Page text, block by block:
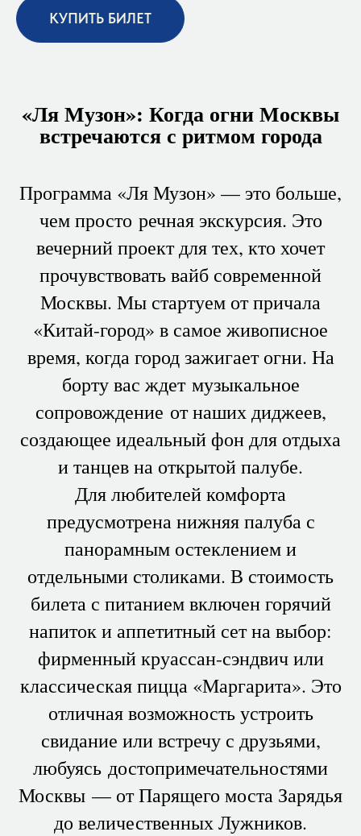
КУПИТЬ БИЛЕТ
«Ля Музон»: Когда огни Москвы
встречаются с ритмом города
Программа «Ля Музон» — это больше,
чем просто речная экскурсия. Это
вечерний проект для тех, кто хочет
прочувствовать вайб современной
Москвы. Мы стартуем от причала
«Китай-город» в самое живописное
время, когда город зажигает огни. На
борту вас ждет музыкальное
сопровождение от наших диджеев,
создающее идеальный фон для отдыха
и танцев на открытой палубе.
Для любителей комфорта
предусмотрена нижняя палуба с
панорамным остеклением и
отдельными столиками. В стоимость
билета с питанием включен горячий
напиток и аппетитный сет на выбор:
фирменный круассан-сэндвич или
классическая пицца «Маргарита». Это
отличная возможность устроить
свидание или встречу с друзьями,
любуясь достопримечательностями
Москвы — от Парящего моста Зарядья
до величественных Лужников.